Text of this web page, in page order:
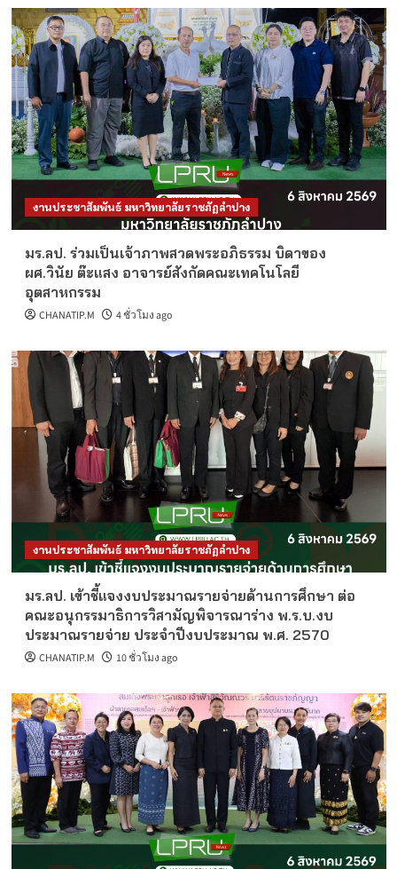
งานประชาสัมพันธ์ มหาวิทยาลัยราชภัฏลำปาง
มร.ลป. ร่วมเป็นเจ้าภาพสวดพระอภิธรรม บิดาของ
ผศ.วินัย ต๊ะแสง อาจารย์สังกัดคณะเทคโนโลยี
อุตสาหกรรม
CHANATIP.M 4 ชั่วโมง ago
งานประชาสัมพันธ์ มหาวิทยาลัยราชภัฏลำปาง
มร.ลป. เข้าชี้แจงงบประมาณรายจ่ายด้านการศึกษา ต่อ
คณะอนุกรรมาธิการวิสามัญพิจารณาร่าง พ.ร.บ.งบ
ประมาณรายจ่าย ประจำปีงบประมาณ พ.ศ. 2570
CHANATIP.M 10 ชั่วโมง ago